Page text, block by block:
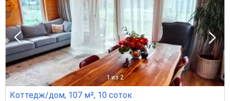
1 из 2
Коттедж/дом, 107 м², 10 соток